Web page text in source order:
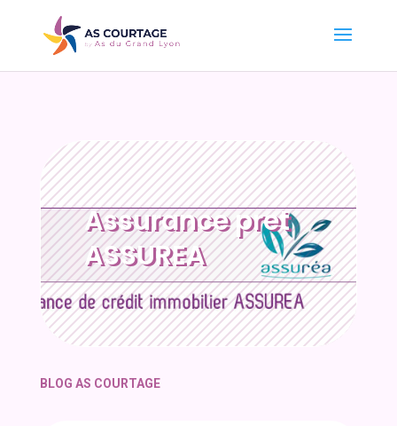
Assurance pret
ASSUREA
BLOG AS COURTAGE